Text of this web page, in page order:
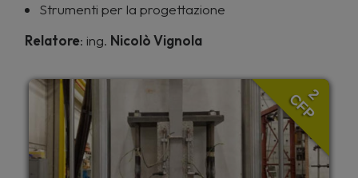
Strumenti per la progettazione
Relatore: ing. Nicolò Vignola
2
CFP